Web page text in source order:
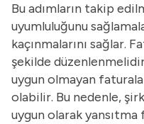
Bu adımların takip
uyumluluğunu
kaçınmalarını sağlar.
şekilde
uygun olmayan
olabilir. Bu nedenle,
uygun olarak